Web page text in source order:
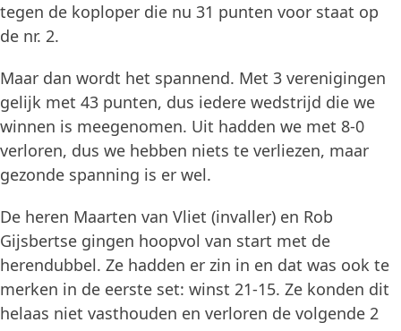
tegen de koploper die nu 31 punten voor staat op
de nr. 2.
Maar dan wordt het spannend. Met 3 verenigingen
gelijk met 43 punten, dus iedere wedstrijd die we
winnen is meegenomen. Uit hadden we met 8-0
verloren, dus we hebben niets te verliezen, maar
gezonde spanning is er wel.
De heren Maarten van Vliet (invaller) en Rob
Gijsbertse gingen hoopvol van start met de
herendubbel. Ze hadden er zin in en dat was ook te
merken in de eerste set: winst 21-15. Ze konden dit
helaas niet vasthouden en verloren de volgende 2